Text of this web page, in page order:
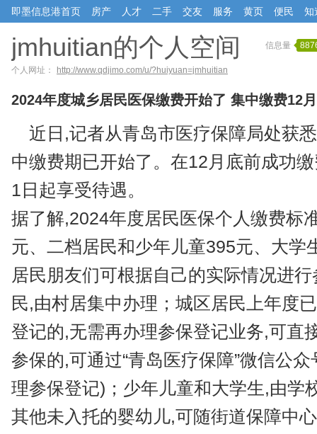
即墨信息港首页 房产 人才 二手 交友 服务 黄页 便民 知
jmhuitian的个人空间 信息量
个人网址： http://www.qdjimo.com/u/?huiyuan=jmhuitian
2024年度城乡居民医保缴费开始了 集中缴费12
近日,记者从青岛市医疗保障局处获
中缴费期已开始了。在12月底前成功
1日起享受待遇。
据了解,2024年度居民医保个人缴费标
元、二档居民和少年儿童395元、大学
居民朋友们可根据自己的实际情况进
民,由村居集中办理；城区居民上年度
登记的,无需再办理参保登记业务,可直
参保的,可通过“青岛医疗保障”微信公
理参保登记)；少年儿童和大学生,由学
其他未入托的婴幼儿,可随街道保障中